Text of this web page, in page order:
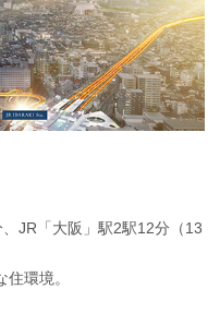
JR「大阪」駅2駅12分（13
環境。